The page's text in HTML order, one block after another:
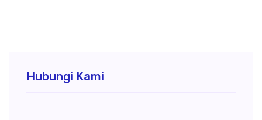
Hubungi Kami